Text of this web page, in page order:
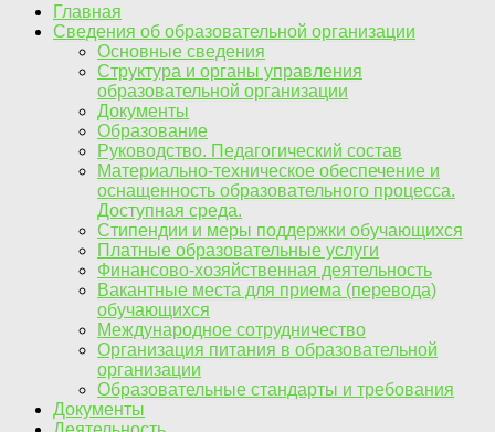
Главная
Сведения об образовательной организации
Основные сведения
Структура и органы управления
образовательной организации
Документы
Образование
Руководство. Педагогический состав
Материально-техническое обеспечение и
оснащенность образовательного процесса.
Доступная среда.
Стипендии и меры поддержки обучающихся
Платные образовательные услуги
Финансово-хозяйственная деятельность
Вакантные места для приема (перевода)
обучающихся
Международное сотрудничество
Организация питания в образовательной
организации
Образовательные стандарты и требования
Документы